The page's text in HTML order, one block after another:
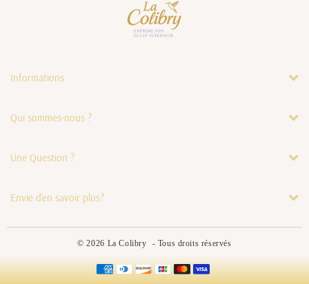
Informations
Qui sommes-nous ?
Une Question ?
Envie d'en savoir plus?
© 2026 La Colibry - Tous droits réservés